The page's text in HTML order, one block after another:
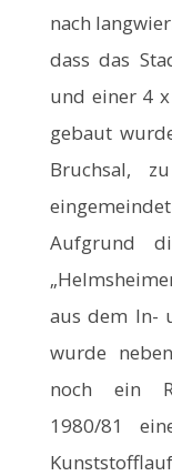
nach
dass das
und einer 4
gebaut
Bruchsal,
Aufgrund
aus dem In-
wurde
noch ein
1980/81